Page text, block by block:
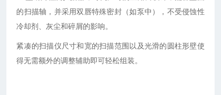
的扫描轴，并采用双唇特殊密封（如泵中），不受侵蚀性
冷却剂、灰尘和碎屑的影响。
紧凑的扫描仪尺寸和宽的扫描范围以及光滑的圆柱形壁使
得无需额外的调整辅助即可轻松组装。